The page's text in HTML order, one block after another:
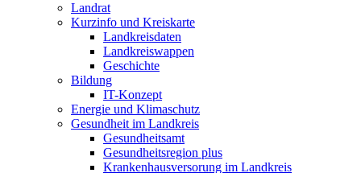
Landrat
Kurzinfo und Kreiskarte
Landkreisdaten
Landkreiswappen
Geschichte
Bildung
IT-Konzept
Energie und Klimaschutz
Gesundheit im Landkreis
Gesundheitsamt
Gesundheitsregion plus
Krankenhausversorung im Landkreis